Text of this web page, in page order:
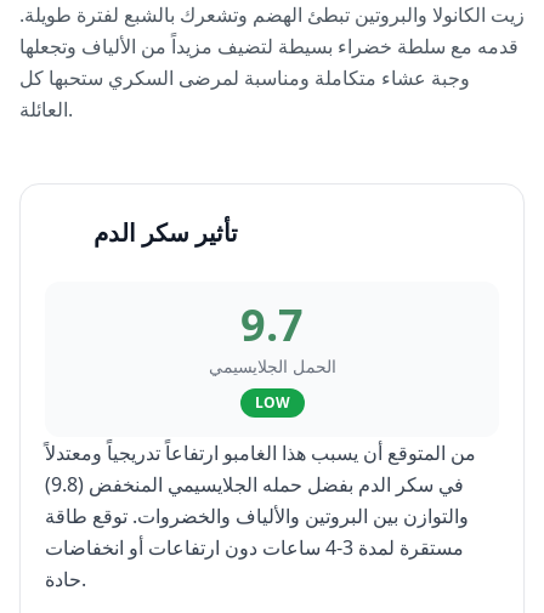
زيت الكانولا والبروتين تبطئ الهضم وتشعرك بالشبع لفترة طويلة.
قدمه مع سلطة خضراء بسيطة لتضيف مزيداً من الألياف وتجعلها
وجبة عشاء متكاملة ومناسبة لمرضى السكري ستحبها كل
العائلة.
تأثير سكر الدم
9.7
الحمل الجلايسيمي
LOW
من المتوقع أن يسبب هذا الغامبو ارتفاعاً تدريجياً ومعتدلاً
في سكر الدم بفضل حمله الجلايسيمي المنخفض (9.8)
والتوازن بين البروتين والألياف والخضروات. توقع طاقة
مستقرة لمدة 3-4 ساعات دون ارتفاعات أو انخفاضات
حادة.